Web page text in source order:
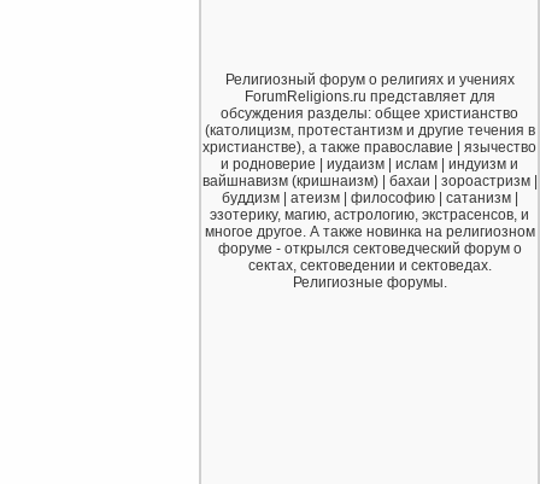
Религиозный форум о религиях и учениях
ForumReligions.ru представляет для
обсуждения разделы: общее христианство
(католицизм, протестантизм и другие течения в
христианстве), а также православие | язычество
и родноверие | иудаизм | ислам | индуизм и
вайшнавизм (кришнаизм) | бахаи | зороастризм |
буддизм | атеизм | философию | сатанизм |
эзотерику, магию, астрологию, экстрасенсов, и
многое другое. А также новинка на религиозном
форуме - открылся сектоведческий форум о
сектах, сектоведении и сектоведах.
Религиозные форумы.